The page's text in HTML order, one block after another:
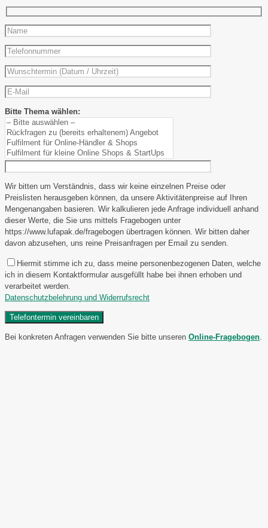
Bitte Thema wählen:
Wir bitten um Verständnis, dass wir keine einzelnen Preise oder
Preislisten herausgeben können, da unsere Aktivitätenpreise auf Ihren
Mengenangaben basieren. Wir kalkulieren jede Anfrage individuell anhand
dieser Werte, die Sie uns mittels Fragebogen unter
https://www.lufapak.de/fragebogen übertragen können. Wir bitten daher
davon abzusehen, uns reine Preisanfragen per Email zu senden.
Hiermit stimme ich zu, dass meine personenbezogenen Daten, welche
ich in diesem Kontaktformular ausgefüllt habe bei ihnen erhoben und
verarbeitet werden.
Datenschutzbelehrung und Widerrufsrecht
Bei konkreten Anfragen verwenden Sie bitte unseren Online-Fragebogen